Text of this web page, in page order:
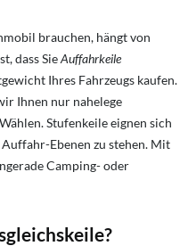
brauchen, hängt von
dass SieAuffahrkeile
Ihres Fahrzeugs kaufen.
Ihnen nur nahelege
Stufenkeile eignen sich
Ebenen zu stehen. Mit
Camping- oder